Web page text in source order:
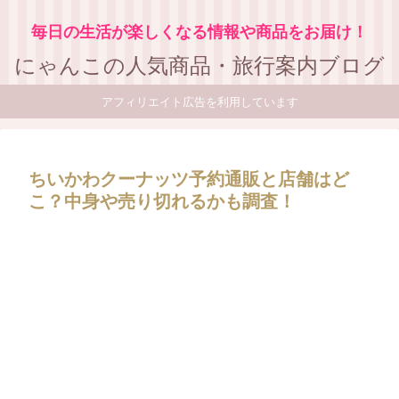
毎日の生活が楽しくなる情報や商品をお届け！
にゃんこの人気商品・旅行案内ブログ
アフィリエイト広告を利用しています
ちいかわクーナッツ予約通販と店舗はど
こ？中身や売り切れるかも調査！